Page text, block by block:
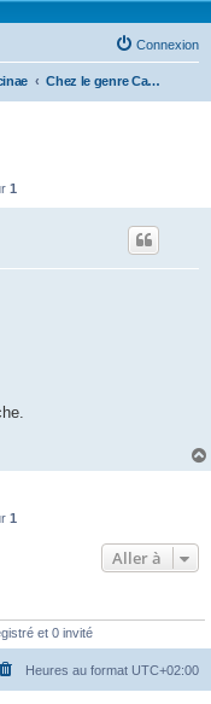
Connexion
Chez le genre Camponotus
1
1
Aller à
et 0 invité
Heures au format UTC+02:00